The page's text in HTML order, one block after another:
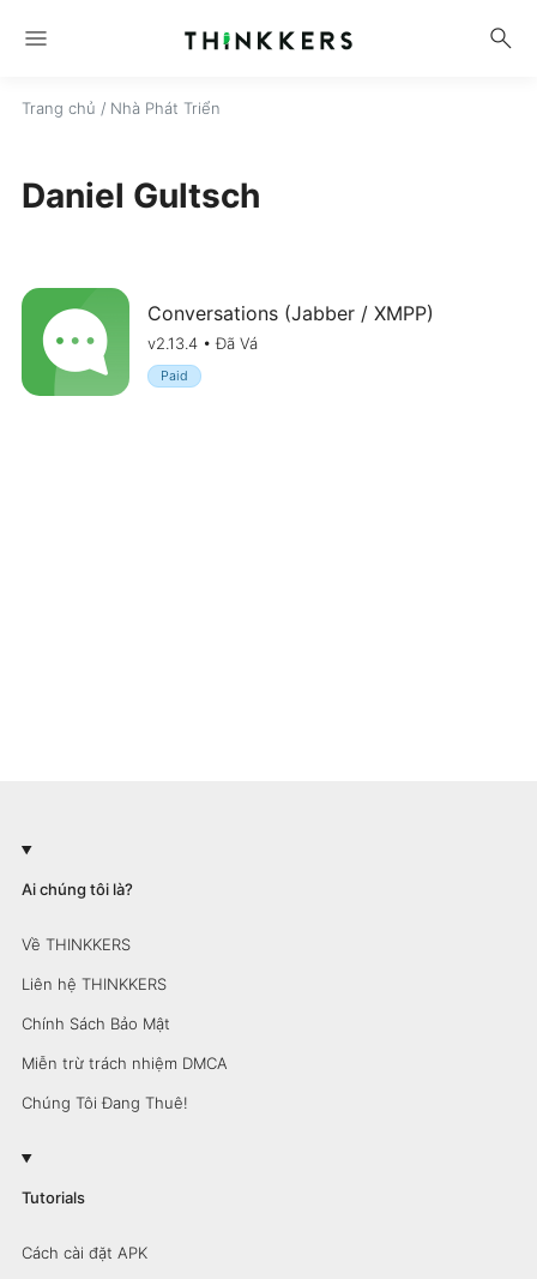
menu search
Trang chủ / Nhà Phát Triển
Daniel Gultsch
Conversations (Jabber / XMPP)
v2.13.4 • Đã Vá
Paid
Ai chúng tôi là?
Về THINKKERS
Liên hệ THINKKERS
Chính Sách Bảo Mật
Miễn trừ trách nhiệm DMCA
Chúng Tôi Đang Thuê!
Tutorials
Cách cài đặt APK